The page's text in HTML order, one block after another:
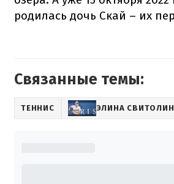
родилась дочь Скай – их
Связанные темы:
ТЕННИС ЭЛИНА